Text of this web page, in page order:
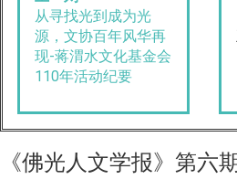
从寻找光到成为光
源，文协百年风华再
现-蒋渭水文化基金会
110年活动纪要
《佛光人文学报》第六